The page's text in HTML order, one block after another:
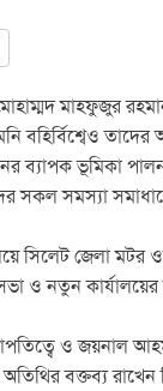
মাহফুজুর
বহির্বিশ্বেও
ব্যাপক ভূমিকা
সকল সমস্যা
সিলেট জেলা
ও নতুন
ও জয়নাল
বক্তব্য